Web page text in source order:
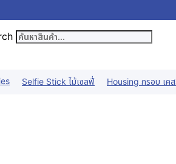
Selfie Stick ไม้เซลฟี่ Housing กรอบ เค